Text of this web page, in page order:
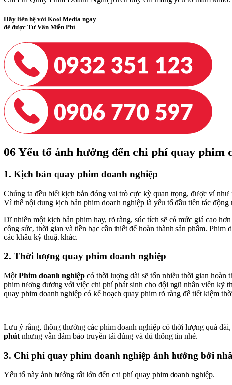
Hãy liên hệ với Kool Media ngay
để được Tư Vấn Miễn Phí
06 Yếu tố ảnh hưởng đến chi phí quay phim
1. Kịch bản quay phim doanh nghiệp
Chúng ta đều biết kịch bản đóng vai trò cực kỳ quan trọng, được ví
Vì thế nội dung kịch bản phim doanh nghiệp là yếu tố đầu tiên tác
Dĩ nhiên một kịch bản phim hay, rõ ràng, súc tích sẽ có mức giá cao
công sức, thời gian và tiền bạc cần thiết để hoàn thành sản phẩm.
các khâu kỹ thuật khác.
2. Thời lượng quay phim doanh nghiệp
Một Phim doanh nghiệp có thời lượng dài sẽ tốn nhiều thời gian hoàn
phim tương đương với việc chi phí phát sinh cho đội ngũ nhân viên kỹ
quay phim doanh nghiệp có kế hoạch quay phim rõ ràng để tiết kiệm
Lưu ý rằng, thông thường các phim doanh nghiệp có thời lượng quá
phút nhưng vẫn đảm bảo truyền tải đúng và đủ thông tin nhé.
3. Chi phí quay phim doanh nghiệp ảnh hưởng bởi
Yếu tố này ảnh hưởng rất lớn đến chi phí quay phim doanh nghiệp.